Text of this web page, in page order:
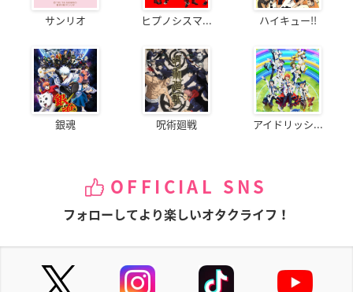
サンリオ ヒプノシスマ... ハイキュー!!
銀魂 呪術廻戦 アイドリッシ...
OFFICIAL SNS
フォローしてより楽しいオタクライフ！